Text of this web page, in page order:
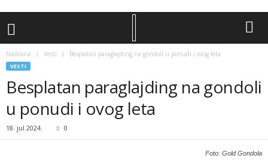
Naslovna Vesti Besplatan paraglajding na gondoli u ponudi i ovog leta
VESTI
Besplatan paraglajding na gondoli
u ponudi i ovog leta
18. jul 2024. 0
Foto: Gold Gondola